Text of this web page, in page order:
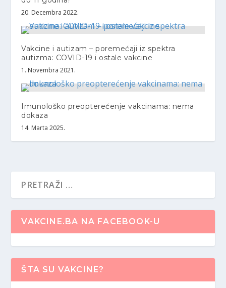
20. Decembra 2022.
Vakcine i autizam – poremećaji iz spektra
autizma: COVID-19 i ostale vakcine
1. Novembra 2021.
Imunološko preopterećenje vakcinama: nema
dokaza
14. Marta 2025.
VAKCINE.BA NA FACEBOOK-U
ŠTA SU VAKCINE?